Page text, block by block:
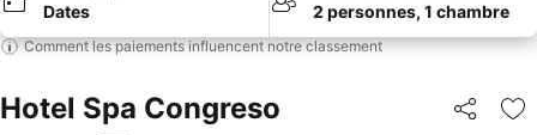
Dates 2 personnes, 1 chambre
Comment les paiements influencent notre classement
Hotel Spa Congreso Partager